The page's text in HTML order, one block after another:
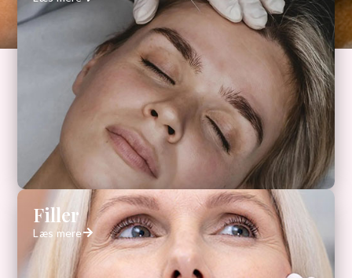
Filler
Læs mere